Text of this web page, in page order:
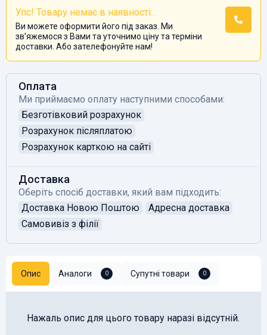
Упс! Товару немає в наявності...
Ви можете оформити його під заказ. Ми
звʼяжемося з Вами та уточнимо ціну та терміни
доставки. Або зателефонуйте нам!
Оплата
Ми приймаємо оплату наступними способами:
Безготівковий розрахунок
Розрахунок післяплатою
Розрахунок карткою на сайті
Доставка
Оберіть спосіб доставки, який вам підходить:
Доставка Новою Поштою
Адресна доставка
Самовивіз з філії
Опис Аналоги 0 Супутні товари 0
Нажаль опис для цього товару наразі відсутній.